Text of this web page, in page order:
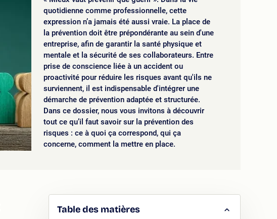
quotidienne comme professionnelle, cette
expression n’a jamais été aussi vraie. La place de
la prévention doit être prépondérante au sein d'une
entreprise, afin de garantir la santé physique et
mentale et la sécurité de ses collaborateurs. Entre
prise de conscience liée à un accident ou
proactivité pour réduire les risques avant qu'ils ne
surviennent, il est indispensable d'intégrer une
démarche de prévention adaptée et structurée.
Dans ce dossier, nous vous invitons à découvrir
tout ce qu’il faut savoir sur la prévention des
risques : ce à quoi ça correspond, qui ça
concerne, comment la mettre en place.
Table des matières